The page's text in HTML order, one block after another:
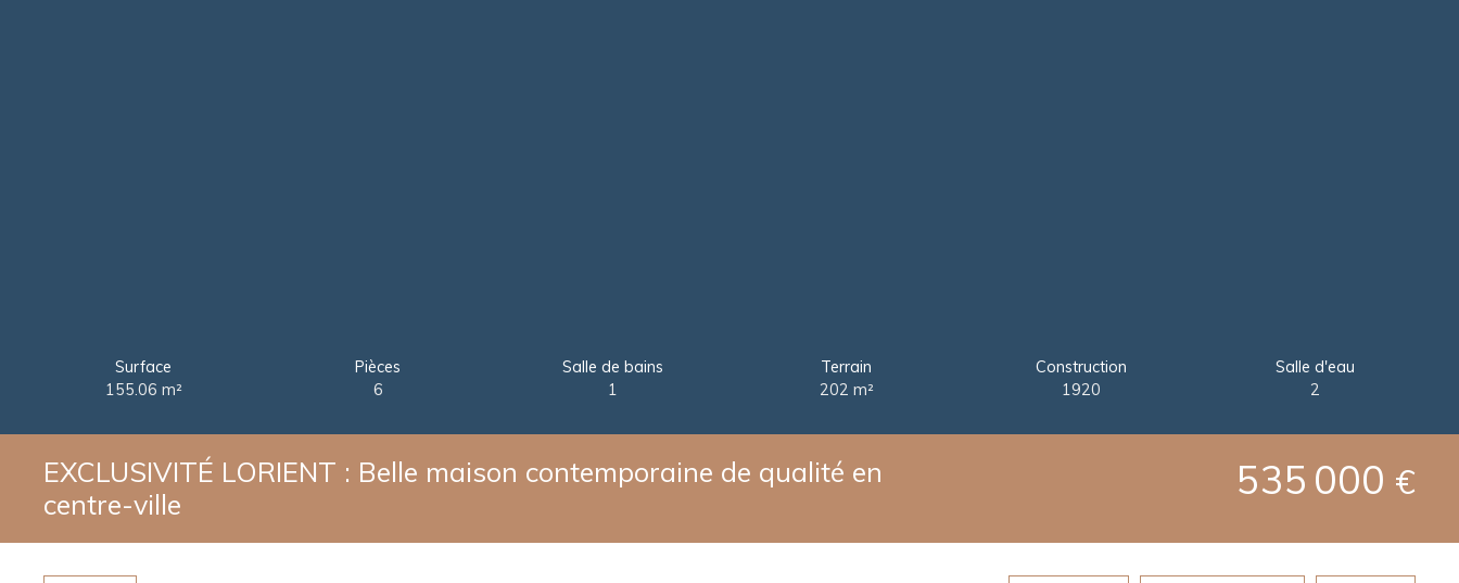
Surface
155.06 m²
Pièces
6
Salle de bains
1
Terrain
202 m²
Construction
1920
Salle d'eau
2
EXCLUSIVITÉ LORIENT : Belle maison contemporaine de qualité en
centre-ville
535 000 €